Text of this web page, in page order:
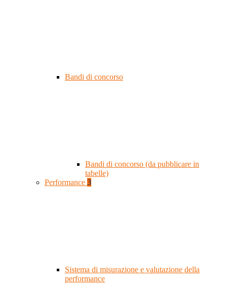
Bandi di concorso
Bandi di concorso (da pubblicare in
tabelle)
Performance 3
Sistema di misurazione e valutazione della
performance